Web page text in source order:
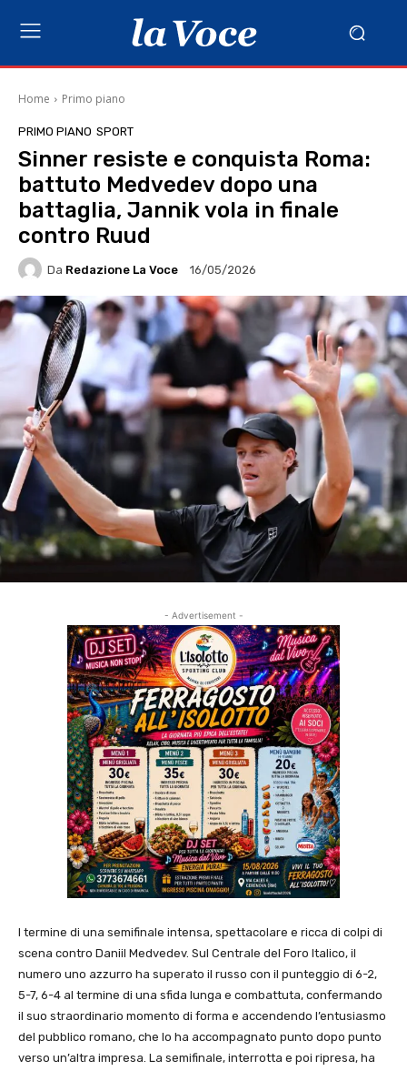
Home Primo piano
PRIMO PIANO SPORT
Sinner resiste e conquista Roma:
battuto Medvedev dopo una
battaglia, Jannik vola in finale
contro Ruud
Da Redazione La Voce 16/05/2026
- Advertisement -
l termine di una semifinale intensa, spettacolare e ricca di colpi di
scena contro Daniil Medvedev. Sul Centrale del Foro Italico, il
numero uno azzurro ha superato il russo con il punteggio di 6-2,
5-7, 6-4 al termine di una sfida lunga e combattuta, confermando
il suo straordinario momento di forma e accendendo l’entusiasmo
del pubblico romano, che lo ha accompagnato punto dopo punto
verso un’altra impresa. La semifinale, interrotta e poi ripresa, ha